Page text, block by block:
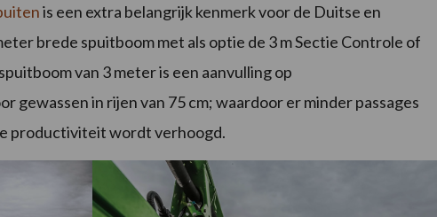
is een extra belangrijk kenmerk voor de Duitse en
brede spuitboom met als optie de 3 m Sectie Controle of
van 3 meter is een aanvulling op
gewassen in rijen van 75 cm; waardoor er minder passages
productiviteit wordt verhoogd.